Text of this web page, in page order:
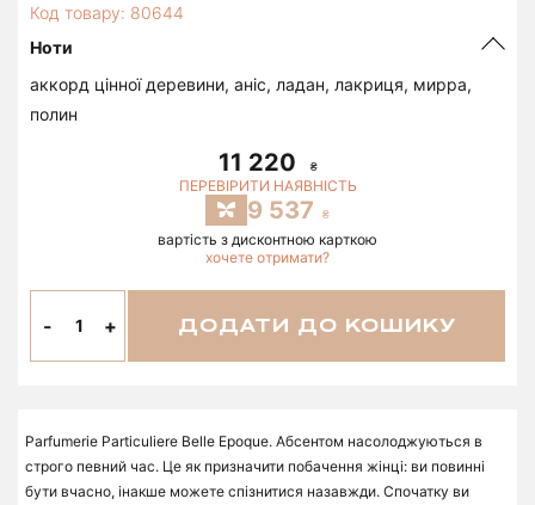
Код товару: 80644
Ноти
аккорд цінної деревини, аніс, ладан, лакриця, мирра,
полин
11 220
ПЕРЕВІРИТИ НАЯВНІСТЬ
9 537
вартість з дисконтною карткою
хочете отримати?
- + ДОДАТИ ДО КОШИКУ
Parfumerie Particuliere Belle Epoque. Абсентом насолоджуються в
строго певний час. Це як призначити побачення жінці: ви повинні
бути вчасно, інакше можете спізнитися назавжди. Спочатку ви